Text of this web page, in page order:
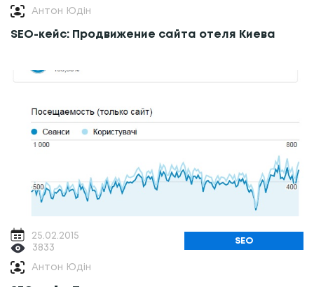
Антон Юдін
SEO-кейс: Продвижение сайта отеля Киева
25.02.2015
3833
SEO
Антон Юдін